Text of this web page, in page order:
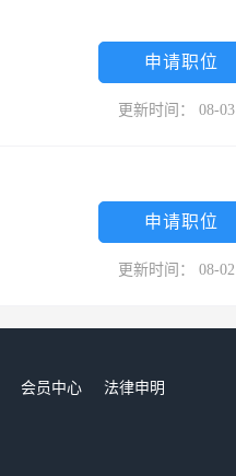
申请职位
更新时间： 08-03
申请职位
更新时间： 08-02
会员中心
法律申明